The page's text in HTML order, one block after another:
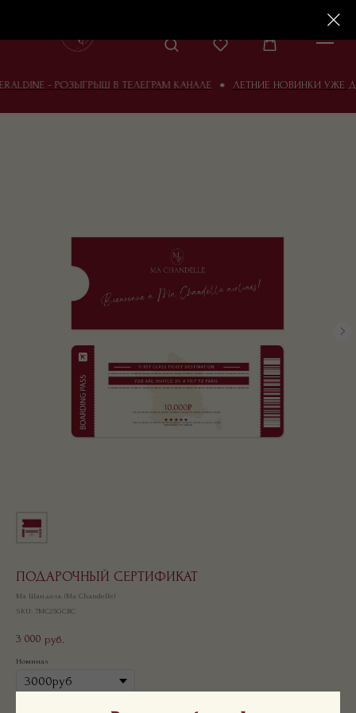
ВЕСНА И
2026
КОНТАКТЫ
БЛОГ
- РОЗЫГРЫШ В ТЕЛЕГРАМ КАНАЛЕ ЛЕТНИЕ НОВИНКИ УЖЕ
ПОДАРОЧНЫЙ СЕРТИФИКАТ
Ма Шандель (Ma Chandelle)
SKU: 7MC25GCBC
3 000 руб.
Номинал